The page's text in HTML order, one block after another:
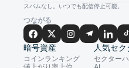
スパムなし。いつでも配信停止可能。
つながる
暗号資産
コインランキング
人気セク
セクター